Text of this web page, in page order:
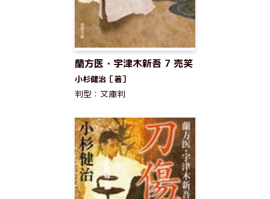
蘭方医・宇津木新吾 7 売笑
小杉健治［著］
判型：文庫判